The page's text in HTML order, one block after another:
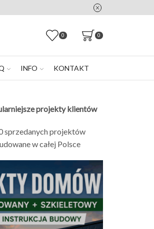
0 0
INFO KONTAKT
projekty klientów
sprzedanych projektów
w całej Polsce